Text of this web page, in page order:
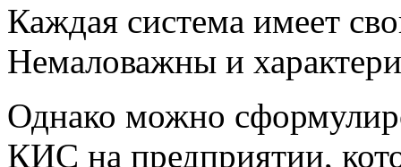
Каждая система имеет
Немаловажны и
Однако можно
КИС на предприятии,